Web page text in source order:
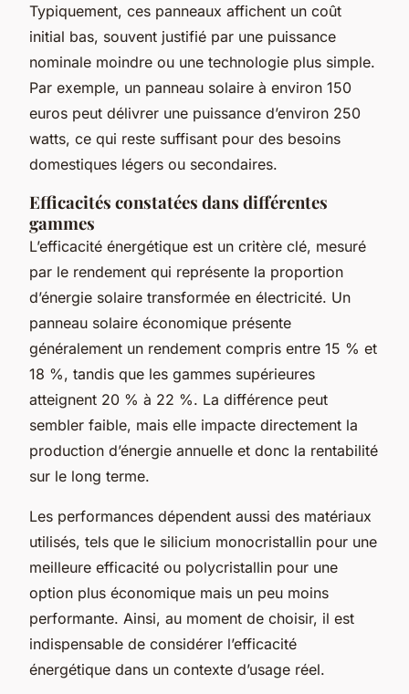
Typiquement, ces panneaux affichent un coût
initial bas, souvent justifié par une puissance
nominale moindre ou une technologie plus simple.
Par exemple, un panneau solaire à environ 150
euros peut délivrer une puissance d’environ 250
watts, ce qui reste suffisant pour des besoins
domestiques légers ou secondaires.
Efficacités constatées dans différentes
gammes
L’efficacité énergétique est un critère clé, mesuré
par le rendement qui représente la proportion
d’énergie solaire transformée en électricité. Un
panneau solaire économique présente
généralement un rendement compris entre 15 % et
18 %, tandis que les gammes supérieures
atteignent 20 % à 22 %. La différence peut
sembler faible, mais elle impacte directement la
production d’énergie annuelle et donc la rentabilité
sur le long terme.
Les performances dépendent aussi des matériaux
utilisés, tels que le silicium monocristallin pour une
meilleure efficacité ou polycristallin pour une
option plus économique mais un peu moins
performante. Ainsi, au moment de choisir, il est
indispensable de considérer l’efficacité
énergétique dans un contexte d’usage réel.